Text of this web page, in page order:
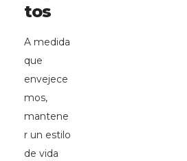
tos
A medida
que
envejece
mos,
mantene
r un estilo
de vida